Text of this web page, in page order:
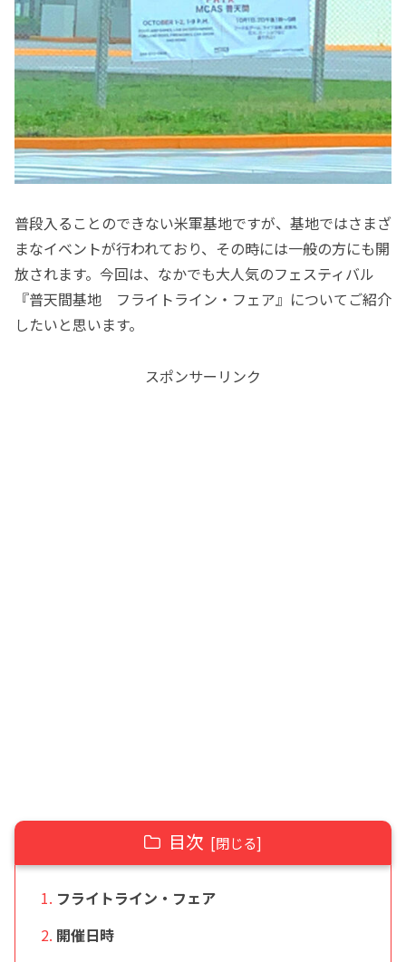
普段入ることのできない米軍基地ですが、基地ではさまざ
まなイベントが行われており、その時には一般の方にも開
放されます。今回は、なかでも大人気のフェスティバル
『普天間基地 フライトライン・フェア』についてご紹介
したいと思います。
スポンサーリンク
目次
フライトライン・フェア
開催日時